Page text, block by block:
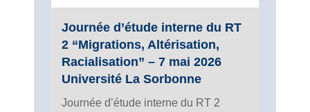
Journée d’étude interne du RT
2 “Migrations, Altérisation,
Racialisation” – 7 mai 2026
Université La Sorbonne
Journée d’étude interne du RT 2